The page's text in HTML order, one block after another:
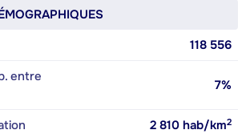
118 556
entre
7%
2 810 hab/km2